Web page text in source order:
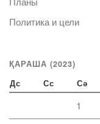
Политика и цели
ҚАРАША (2023)
Дс Сс Сә
1